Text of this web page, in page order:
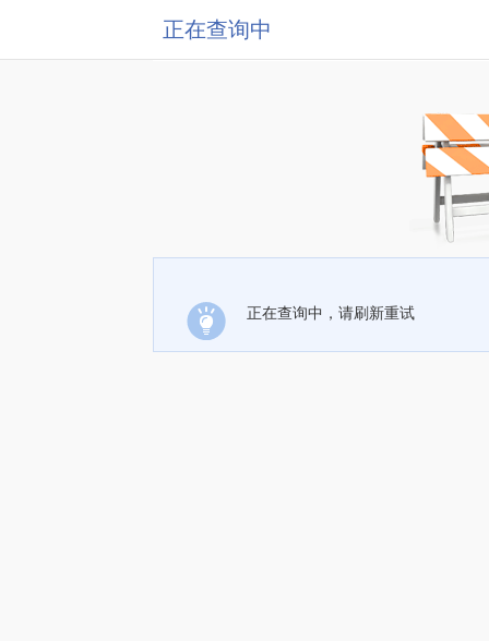
正在查询中
正在查询中，请刷新重试